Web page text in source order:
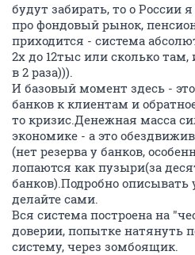
будут забирать, то о России
про фондовый рынок,
приходится - система
2х до 12тыс или сколько там,
в 2 раза))).
И базовый момент здесь -
банков к клиентам и
то кризис.Денежная масса
экономике - а это
(нет резерва у банков,
лопаются как пузыри(за
банков).Подробно описывать
делайте сами.
Вся система построена на
доверии, попытке натянуть
систему, через зомбоящик.